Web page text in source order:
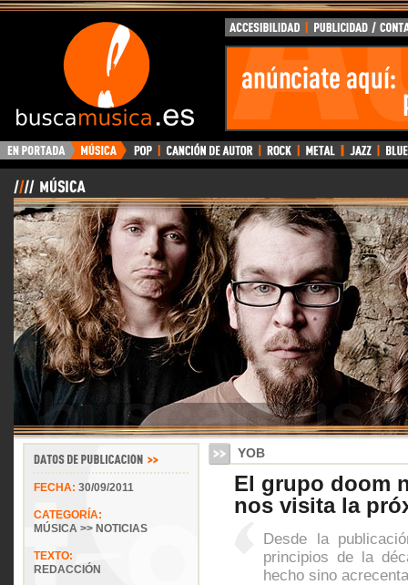
BuscaMusica.es
FECHA: 30/09/2011
CATEGORÍA:
MÚSICA >> NOTICIAS
TEXTO:
REDACCIÓN
YOB
El grupo doom
nos visita la
Desde la
principios de la
hecho sino